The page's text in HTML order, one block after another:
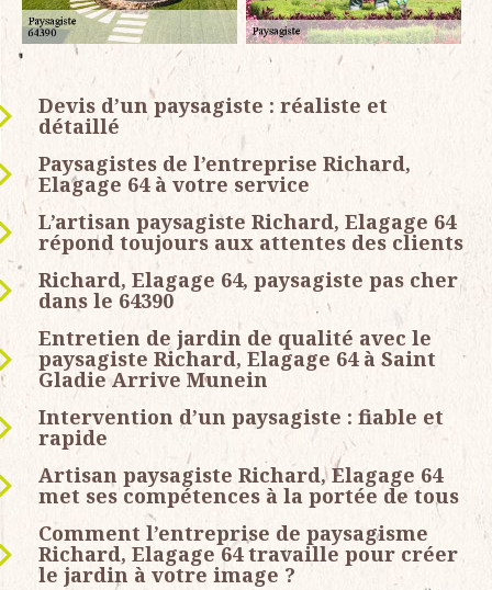
Devis d’un paysagiste : réaliste et
détaillé
Paysagistes de l’entreprise Richard,
Elagage 64 à votre service
L’artisan paysagiste Richard, Elagage 64
répond toujours aux attentes des clients
Richard, Elagage 64, paysagiste pas cher
dans le 64390
Entretien de jardin de qualité avec le
paysagiste Richard, Elagage 64 à Saint
Gladie Arrive Munein
Intervention d’un paysagiste : fiable et
rapide
Artisan paysagiste Richard, Elagage 64
met ses compétences à la portée de tous
Comment l’entreprise de paysagisme
Richard, Elagage 64 travaille pour créer
le jardin à votre image ?